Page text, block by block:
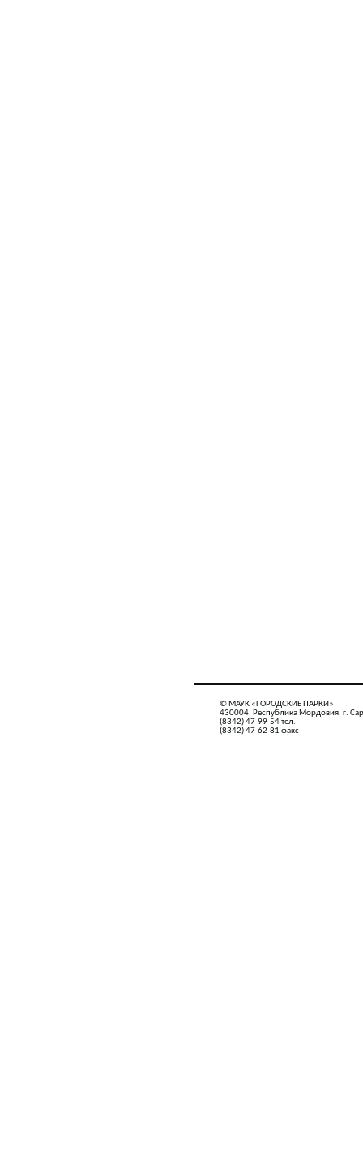
© МАУК «ГОРОДСКИЕ ПАРКИ»
430004, Республика Мордовия, г.
(8342) 47-99-54 тел.
(8342) 47-62-81 факс